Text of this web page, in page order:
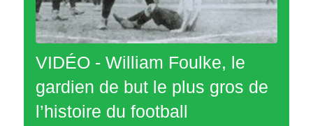
VIDÉO - William Foulke, le
gardien de but le plus gros de
l’histoire du football